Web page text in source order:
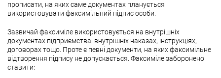
прописати, на яких саме документах планується
використовувати факсимільний підпис особи.
Зазвичай факсиміле використовується на внутрішніх
документах підприємства: внутрішніх наказах, інструкціях,
договорах тощо. Проте є певні документи, на яких факсимільне
відтворення підпису не допускається. Факсиміле заборонено
ставити: